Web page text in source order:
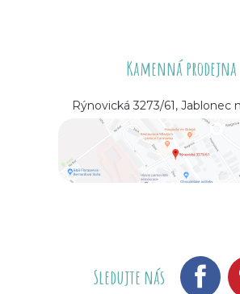
Kamenná prodejna
Rýnovická 3273/61, Jablonec
Sledujte nás